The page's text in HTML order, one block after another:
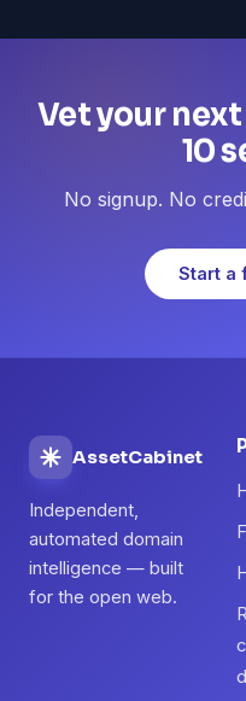
Vet your
10
No signup. No
Start a
AssetCabinet
Independent,
automated domain
intelligence — built
for the open web.